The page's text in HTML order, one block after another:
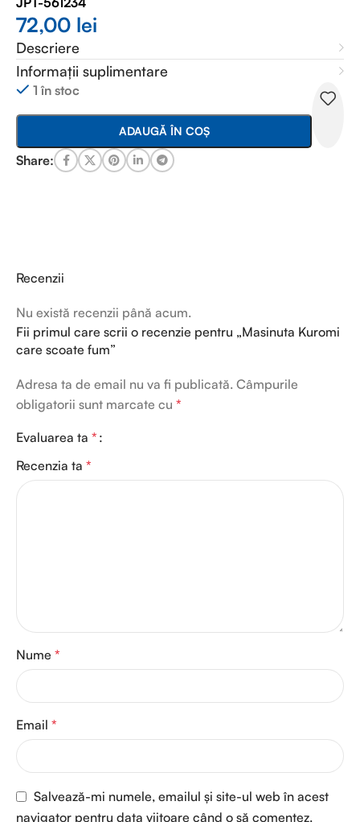
72,00 lei
Descriere
Informații suplimentare
1 în stoc
ADAUGĂ ÎN COȘ
Share:
Recenzii
Nu există recenzii până acum.
Fii primul care scrii o recenzie pentru „Masinuta Kuromi
care scoate fum”
Adresa ta de email nu va fi publicată. Câmpurile
obligatorii sunt marcate cu *
Evaluarea ta *
Recenzia ta *
Nume *
Email *
Salvează-mi numele, emailul și site-ul web în acest
navigator pentru data viitoare când o să comentez.